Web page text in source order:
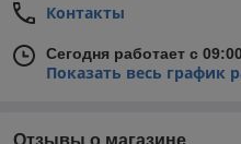
Контакты
Сегодня работает с
Показать весь график
Отзывы о магазине